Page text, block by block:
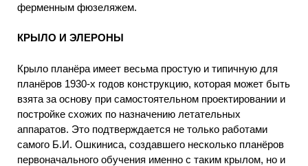
ферменным фюзеляжем.
КРЫЛО И ЭЛЕРОНЫ
Крыло планёра имеет весьма простую и типичную для
планёров 1930-х годов конструкцию, которая может быть
взята за основу при самостоятельном проектировании и
постройке схожих по назначению летательных
аппаратов. Это подтверждается не только работами
самого Б.И. Ошкиниса, создавшего несколько планёров
первоначального обучения именно с таким крылом, но и